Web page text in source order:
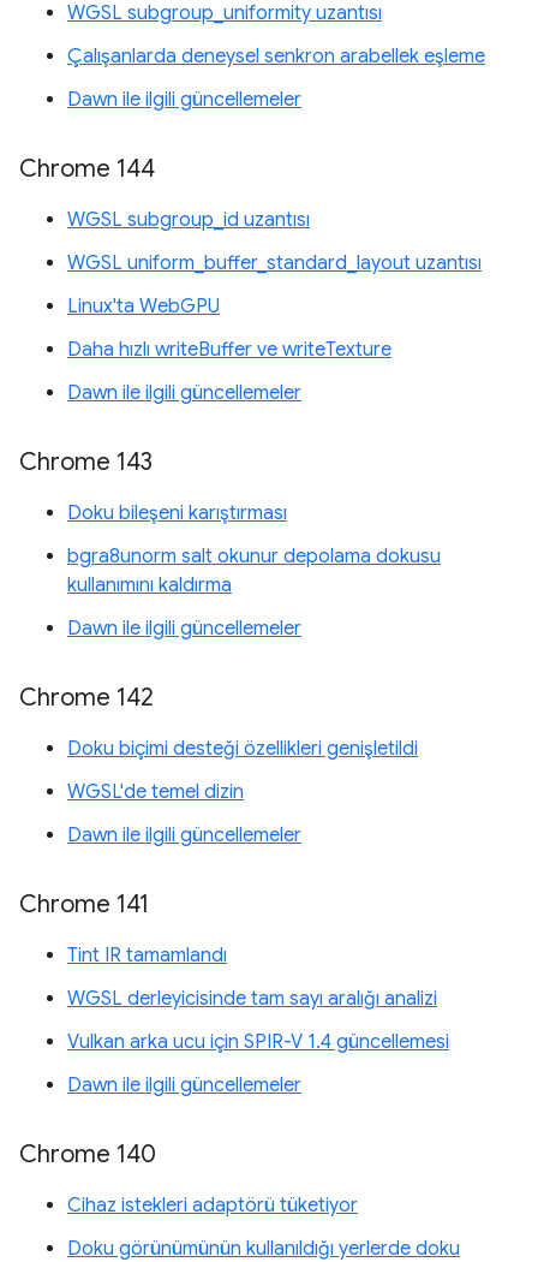
WGSL subgroup_uniformity uzantısı
Çalışanlarda deneysel senkron arabellek eşleme
Dawn ile ilgili güncellemeler
Chrome 144
WGSL subgroup_id uzantısı
WGSL uniform_buffer_standard_layout uzantısı
Linux'ta WebGPU
Daha hızlı writeBuffer ve writeTexture
Dawn ile ilgili güncellemeler
Chrome 143
Doku bileşeni karıştırması
bgra8unorm salt okunur depolama dokusu
kullanımını kaldırma
Dawn ile ilgili güncellemeler
Chrome 142
Doku biçimi desteği özellikleri genişletildi
WGSL'de temel dizin
Dawn ile ilgili güncellemeler
Chrome 141
Tint IR tamamlandı
WGSL derleyicisinde tam sayı aralığı analizi
Vulkan arka ucu için SPIR-V 1.4 güncellemesi
Dawn ile ilgili güncellemeler
Chrome 140
Cihaz istekleri adaptörü tüketiyor
Doku görünümünün kullanıldığı yerlerde doku